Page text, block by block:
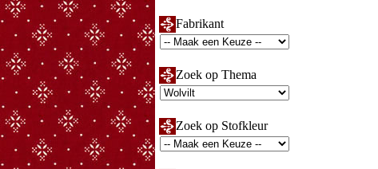
Fabrikant
Zoek op Thema
Zoek op Stofkleur